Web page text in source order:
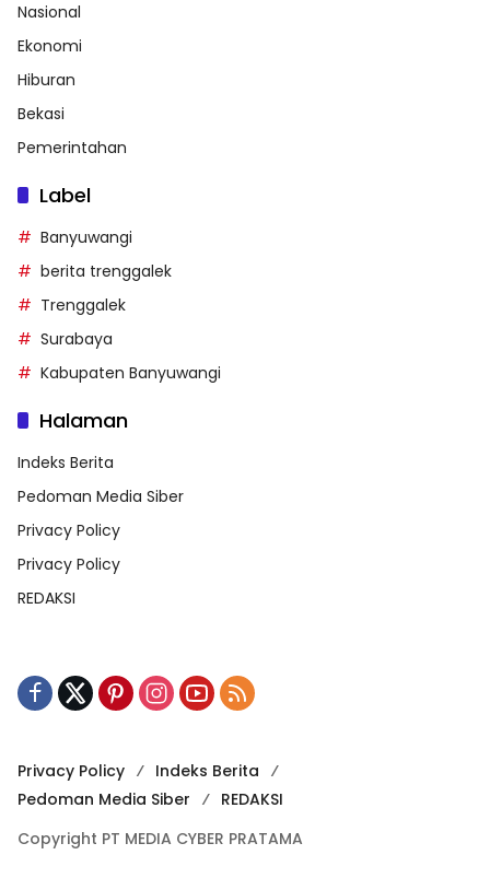
Nasional
Ekonomi
Hiburan
Bekasi
Pemerintahan
Label
Banyuwangi
berita trenggalek
Trenggalek
Surabaya
Kabupaten Banyuwangi
Halaman
Indeks Berita
Pedoman Media Siber
Privacy Policy
Privacy Policy
REDAKSI
Privacy Policy
Indeks Berita
Pedoman Media Siber
REDAKSI
Copyright PT MEDIA CYBER PRATAMA